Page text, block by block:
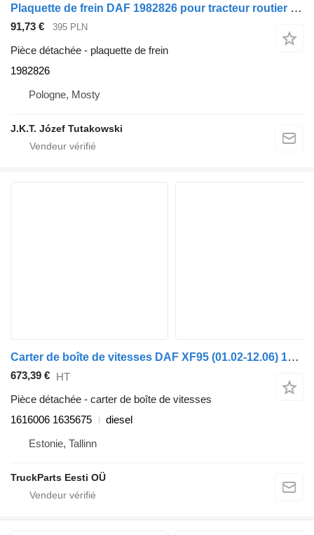
Plaquette de frein DAF 1982826 pour tracteur routier DAF XF 105/106
91,73 € 395 PLN
Pièce détachée - plaquette de frein
1982826
Pologne, Mosty
J.K.T. Józef Tutakowski
Carter de boîte de vitesses DAF XF95 (01.02-12.06) 1616006 1635675 pour tracteur routier DAF XF95, XF105 (2001-2014)
673,39 € HT
Pièce détachée - carter de boîte de vitesses
1616006 1635675
diesel
Estonie, Tallinn
TruckParts Eesti OÜ